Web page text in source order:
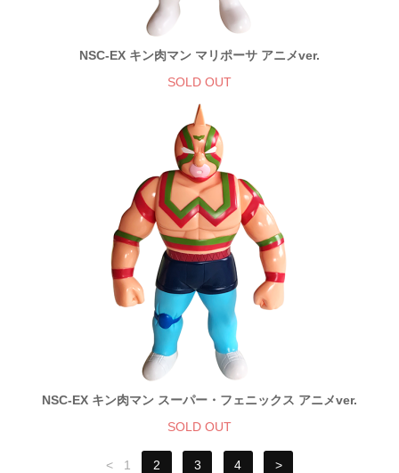
NSC-EX キン肉マン マリポーサ アニメver.
SOLD OUT
NSC-EX キン肉マン スーパー・フェニックス アニメver.
SOLD OUT
< 1 2 3 4 >